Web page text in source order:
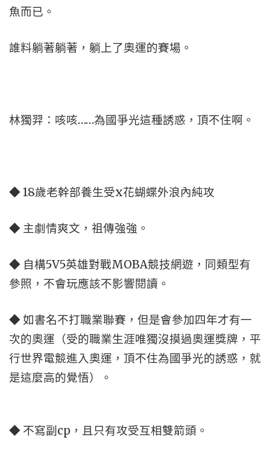
魚而已。
誰料躺著躺著，躺上了奧運的賽場。
林獨羿：咳咳……為國爭光這種誘惑，頂不住啊。
◆ 18歲老幹部養生受x花蝴蝶外浪內純攻
◆ 主劇情爽文，祖傳強強。
◆ 自構5V5英雄對戰MOBA競技網遊，同類型有
參照，不會玩應該不影響閱讀。
◆ 如書名不打職業聯賽，但是會參加四年才有一
次的奧運（受的職業生涯唯獨沒摸過奧運獎牌，平
行世界電競進入奧運，頂不住為國爭光的誘惑，就
是這麼高的覺悟）。
◆ 不寫副cp，且只有攻受互相雙箭頭。